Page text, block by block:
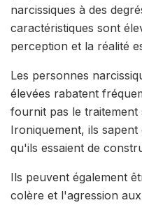
narcissiques à des
caractéristiques sont
perception et la réalité
Les personnes
élevées rabatent
fournit pas le traitement
Ironiquement, ils
qu'ils essaient de
Ils peuvent également
colère et l'agression